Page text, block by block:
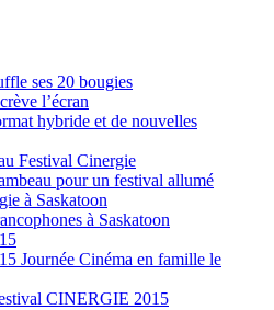
ses 20 bougies
l’écran
hybride et de nouvelles
Festival Cinergie
pour un festival allumé
à Saskatoon
à Saskatoon
Journée Cinéma en famille le
CINERGIE 2015